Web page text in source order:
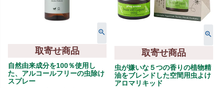
取寄せ商品
自然由来成分を100％使用し
た、アルコールフリーの虫除け
スプレー
取寄せ商品
虫が嫌いな５つの香りの植物精
油をブレンドした空間用虫よけ
アロマリキッド